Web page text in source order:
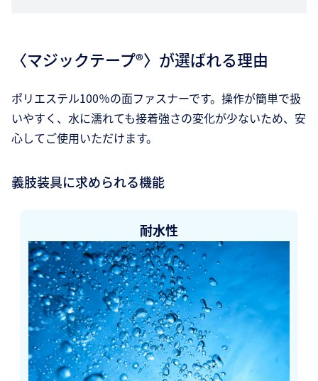
〈マジックテープ®〉が選ばれる理由
ポリエステル100％の面ファスナーです。操作が簡単で扱
いやすく、水に濡れても接着強さの変化が少ないため、安
心してご使用いただけます。
義肢装具に求められる機能
耐水性